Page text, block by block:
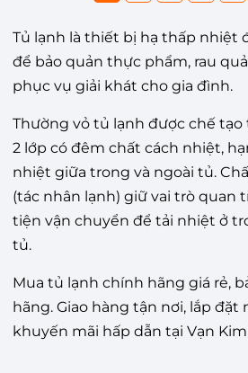
Tủ lạnh là thiết bị hạ thấp nhiệt
để bảo quản thực phẩm, rau
phục vụ giải khát cho gia đình.
Thường vỏ tủ lạnh được chế tạo
2 lớp có đêm chất cách nhiệt,
nhiệt giữa trong và ngoài tủ.
(tác nhân lạnh) giữ vai trò quan
tiện vận chuyển để tải nhiệt ở
tủ.
Mua tủ lạnh chính hãng giá rẻ,
hãng. Giao hàng tận nơi, lắp đặt
khuyến mãi hấp dẫn tại Vạn